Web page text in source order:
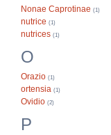
Nonae Caprotinae (1)
nutrice (1)
nutrices (1)
O
Orazio (1)
ortensia (1)
Ovidio (2)
P